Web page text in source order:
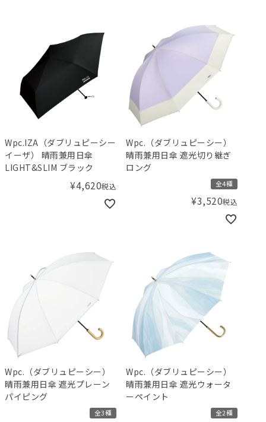
Wpc.IZA（ダブリュピーシー
イーザ） 晴雨兼用日傘
LIGHT&SLIM ブラック
¥4,620税込
Wpc.（ダブリュピーシー）
晴雨兼用日傘 遮光切り継ぎ
ロング
全4種
¥3,520税込
Wpc.（ダブリュピーシー）
晴雨兼用日傘 遮光プレーン
パイピング
全3種
Wpc.（ダブリュピーシー）
晴雨兼用日傘 遮光ウォータ
ーペイント
全2種